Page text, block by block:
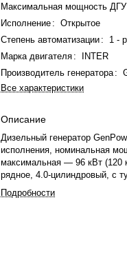
Максимальная мощность ДГУ
Исполнение :
Открытое
Степень автоматизации :
1 -
Марка двигателя :
INTER
Производитель генератора:
Все характеристики
Описание
Дизельный генератор
исполнения, номинальная
максимальная — 96 кВт (120
рядное, 4.0-цилиндровый, с
регулятором оборотов.
охлаждения — жидкостная,
Подробности